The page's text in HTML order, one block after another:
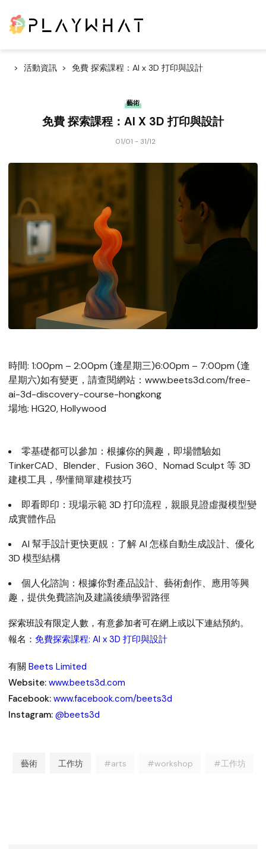
活動資訊 免費 探索課程：AI x 3D 打印與設計
藝術
免費 探索課程：AI X 3D 打印與設計
01/01 - 31/12
時間: 1:00pm – 2:00pm (逢星期三)6:00pm – 7:00pm (逢
星期六)如有變更，請查閱網站：www.beets3d.com/free-
ai-3d-discovery-course-hongkong
場地: HG20, Hollywood
零基礎都可以參加：根據你的興趣，即場體驗如
TinkerCAD、Blender、Fusion 360、Nomad Sculpt 等 3D
建模工具，學懂簡單建模技巧
即看即印：現場示範 3D 打印流程，親眼見證虛擬模型變
成實體作品
AI 幫手設計更快更靚：了解 AI 怎樣自動生成設計、優化
3D 模型結構
個人化諮詢：根據你對產品設計、藝術創作、應用等興
趣，提供免費諮詢及建議後續學習路徑
探索班設有限定人數，有意參加者可在網上或以下連結預約。
報名： 免費探索課程: AI x 3D 打印與設計
有關 Beets Limited
Website: www.beets3d.com
Facebook: www.facebook.com/beets3d
Instagram: @beets3d
藝術 工作坊 #arts #workshop #工作坊